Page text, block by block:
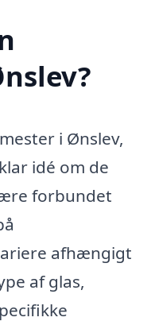
i Ønslev,
idé om de
forbundet
afhængigt
af glas,